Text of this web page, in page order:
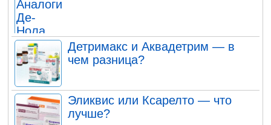
Детримакс и Аквадетрим — в
чем разница?
Эликвис или Ксарелто — что
лучше?